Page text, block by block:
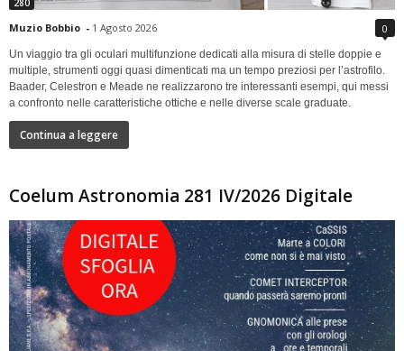
280
Muzio Bobbio - 1 Agosto 2026 0
Un viaggio tra gli oculari multifunzione dedicati alla misura di stelle doppie e
multiple, strumenti oggi quasi dimenticati ma un tempo preziosi per l’astrofilo.
Baader, Celestron e Meade ne realizzarono tre interessanti esempi, qui messi
a confronto nelle caratteristiche ottiche e nelle diverse scale graduate.
Continua a leggere
Coelum Astronomia 281 IV/2026 Digitale